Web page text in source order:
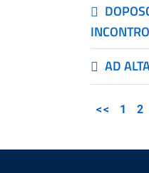
AD
<< 1 2